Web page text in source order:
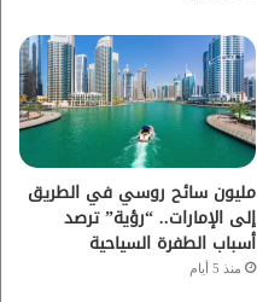
مليون سائح روسي في الطريق
إلى الإمارات.. “رؤية” ترصد
أسباب الطفرة السياحية
منذ 5 أيام